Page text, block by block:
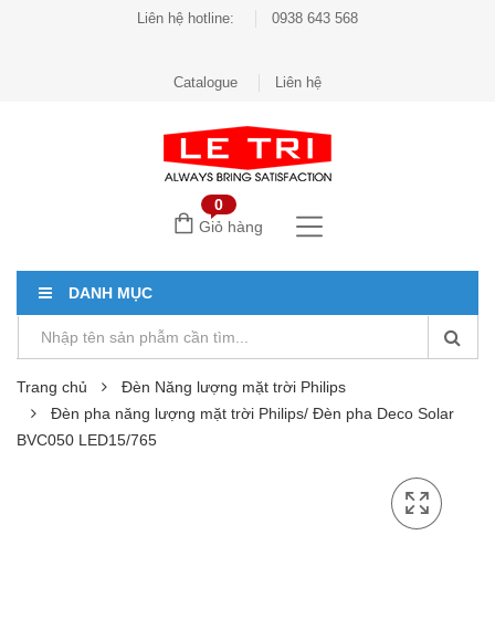
Liên hệ hotline: 0938 643 568
Catalogue Liên hệ
0
Giỏ hàng
DANH MỤC
Trang chủ
Đèn Năng lượng mặt trời Philips
Đèn pha năng lượng mặt trời Philips/ Đèn pha Deco Solar
BVC050 LED15/765